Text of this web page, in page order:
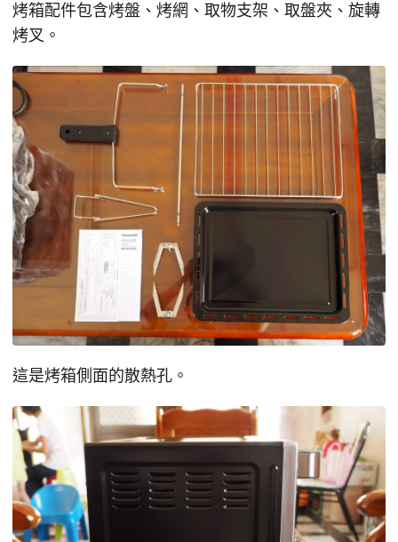
烤箱配件包含烤盤、烤網、取物支架、取盤夾、旋轉
烤叉。
這是烤箱側面的散熱孔。